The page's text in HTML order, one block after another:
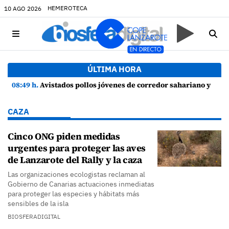
10 AGO 2026 HEMEROTECA
ÚLTIMA HORA
08:49 h.Avistados pollos jóvenes de corredor sahariano y episodios de cortejo de hubara cerca del rally de Lanzarote
CAZA
Cinco ONG piden medidas
urgentes para proteger las aves
de Lanzarote del Rally y la caza
Las organizaciones ecologistas reclaman al
Gobierno de Canarias actuaciones inmediatas
para proteger las especies y hábitats más
sensibles de la isla
BIOSFERADIGITAL